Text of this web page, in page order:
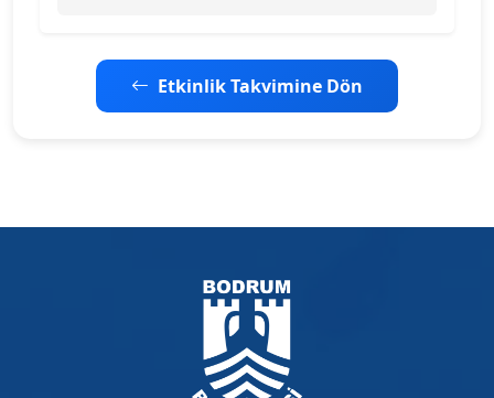
Etkinlik Takvimine Dön